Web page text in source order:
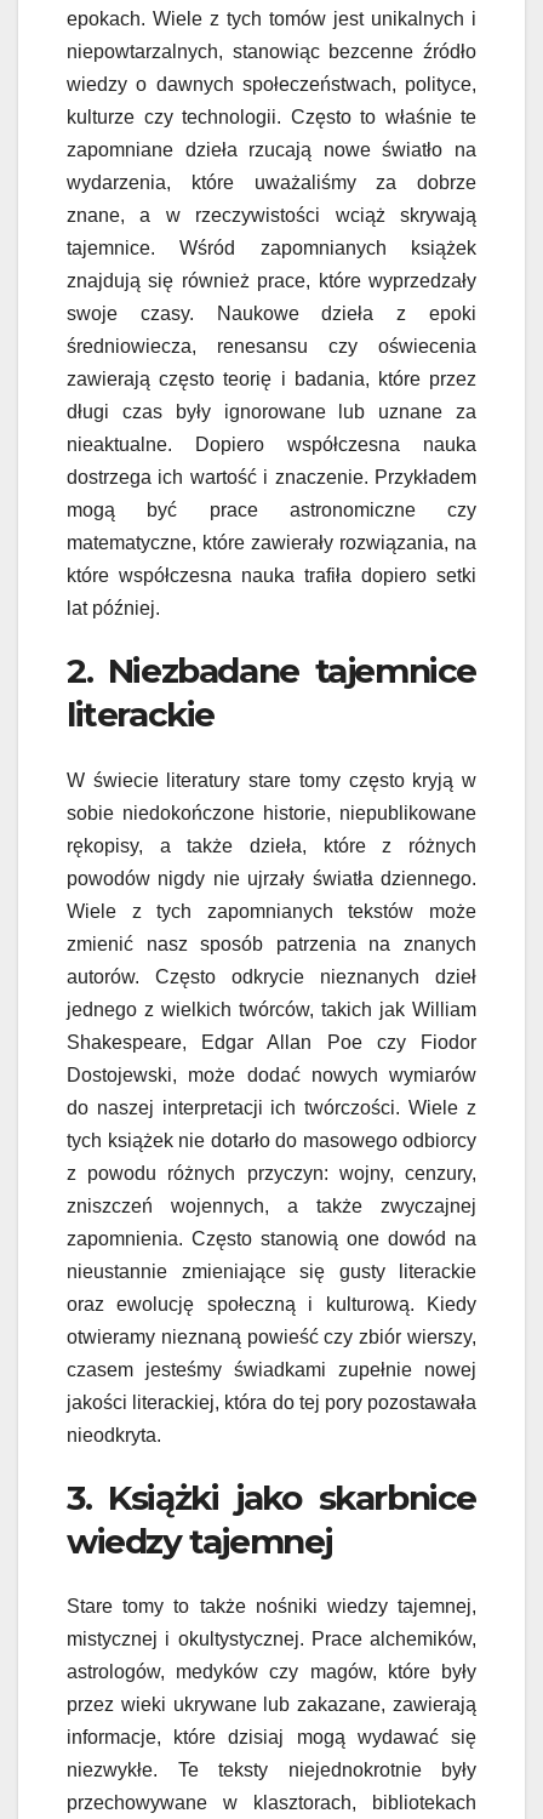
epokach. Wiele z tych tomów jest unikalnych i
niepowtarzalnych, stanowiąc bezcenne źródło
wiedzy o dawnych społeczeństwach, polityce,
kulturze czy technologii. Często to właśnie te
zapomniane dzieła rzucają nowe światło na
wydarzenia, które uważaliśmy za dobrze
znane, a w rzeczywistości wciąż skrywają
tajemnice. Wśród zapomnianych książek
znajdują się również prace, które wyprzedzały
swoje czasy. Naukowe dzieła z epoki
średniowiecza, renesansu czy oświecenia
zawierają często teorię i badania, które przez
długi czas były ignorowane lub uznane za
nieaktualne. Dopiero współczesna nauka
dostrzega ich wartość i znaczenie. Przykładem
mogą być prace astronomiczne czy
matematyczne, które zawierały rozwiązania, na
które współczesna nauka trafiła dopiero setki
lat później.
2. Niezbadane tajemnice
literackie
W świecie literatury stare tomy często kryją w
sobie niedokończone historie, niepublikowane
rękopisy, a także dzieła, które z różnych
powodów nigdy nie ujrzały światła dziennego.
Wiele z tych zapomnianych tekstów może
zmienić nasz sposób patrzenia na znanych
autorów. Często odkrycie nieznanych dzieł
jednego z wielkich twórców, takich jak William
Shakespeare, Edgar Allan Poe czy Fiodor
Dostojewski, może dodać nowych wymiarów
do naszej interpretacji ich twórczości. Wiele z
tych książek nie dotarło do masowego odbiorcy
z powodu różnych przyczyn: wojny, cenzury,
zniszczeń wojennych, a także zwyczajnej
zapomnienia. Często stanowią one dowód na
nieustannie zmieniające się gusty literackie
oraz ewolucję społeczną i kulturową. Kiedy
otwieramy nieznaną powieść czy zbiór wierszy,
czasem jesteśmy świadkami zupełnie nowej
jakości literackiej, która do tej pory pozostawała
nieodkryta.
3. Książki jako skarbnice
wiedzy tajemnej
Stare tomy to także nośniki wiedzy tajemnej,
mistycznej i okultystycznej. Prace alchemików,
astrologów, medyków czy magów, które były
przez wieki ukrywane lub zakazane, zawierają
informacje, które dzisiaj mogą wydawać się
niezwykłe. Te teksty niejednokrotnie były
przechowywane w klasztorach, bibliotekach